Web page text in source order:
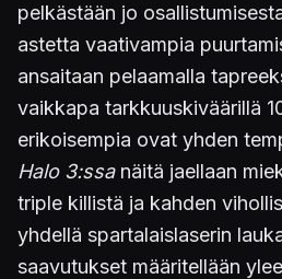
pelkästään jo
astetta vaativampia
ansaitaan pelaamalla
vaikkapa tarkkuuskiväärillä
erikoisempia ovat yhden
Halo 3:ssanäitä jaellaan
triple killistä ja kahden
yhdellä spartalaislaserin
saavutukset määritellään